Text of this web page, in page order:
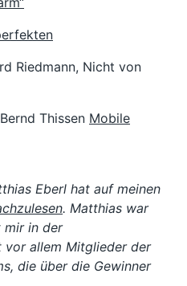
Riedmann, Nicht von
Thissen Mobile
Eberl hat auf meinen
. Matthias war
mir in der
vor allem Mitglieder der
die über die Gewinner